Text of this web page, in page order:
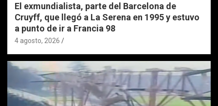
El exmundialista, parte del Barcelona de
Cruyff, que llegó a La Serena en 1995 y estuvo
a punto de ir a Francia 98
4 agosto, 2026